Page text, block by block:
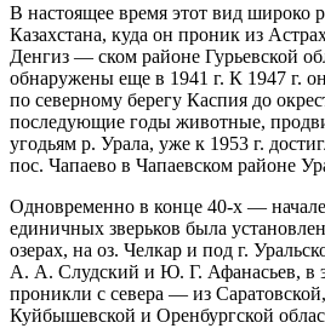
В настоящее время этот вид широко
Казахстана, куда он проник из
Денгиз — ском районе Гурьевской
обнаружены еще в 1941 г. К 1947 г.
по северному берегу Каспия до
последующие годы животные,
угодьям р. Урала, уже к 1953 г.
пос. Чапаево в Чапаевском районе
Одновременно в конце 40-х —
единичных зверьков была
озерах, на оз. Челкар и под г.
А. А. Слудский и Ю. Г. Афанасьев, в
проникли с севера — из
Куйбышевской и Оренбургской